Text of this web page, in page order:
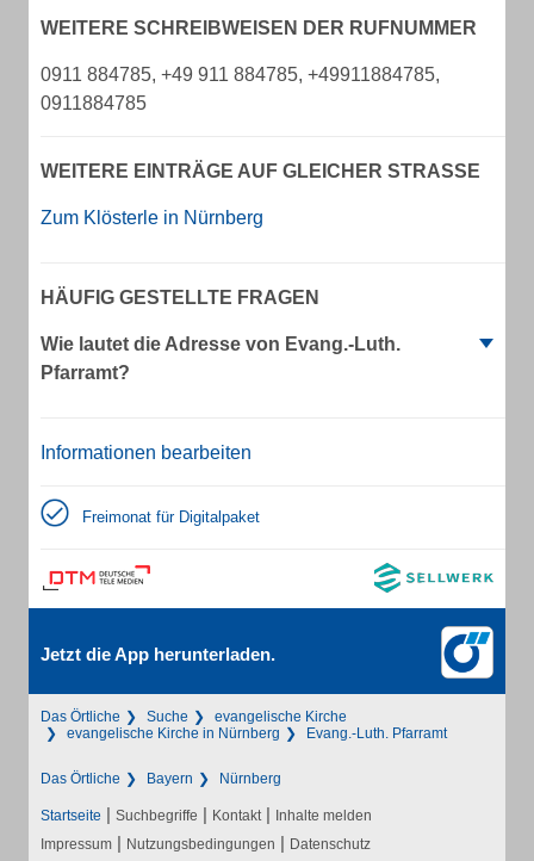
WEITERE SCHREIBWEISEN DER RUFNUMMER
0911 884785, +49 911 884785, +49911884785,
0911884785
WEITERE EINTRÄGE AUF GLEICHER STRASSE
Zum Klösterle in Nürnberg
HÄUFIG GESTELLTE FRAGEN
Wie lautet die Adresse von Evang.-Luth.
Pfarramt?
Informationen bearbeiten
Freimonat für Digitalpaket
Jetzt die App herunterladen.
Das Örtliche Suche
evangelische Kirche
evangelische Kirche in Nürnberg
Evang.-Luth. Pfarramt
Das Örtliche Bayern Nürnberg
Startseite | Suchbegriffe | Kontakt | Inhalte melden
Impressum | Nutzungsbedingungen | Datenschutz